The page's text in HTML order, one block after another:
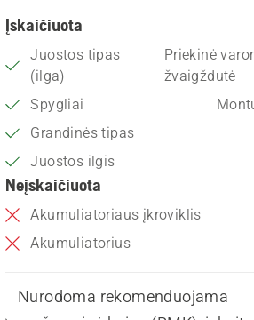
Įskaičiuota
Juostos tipas
(ilga)
Priekinė
žvaigždutė
Spygliai
Grandinės tipas
Juostos ilgis
Neįskaičiuota
Akumuliatoriaus įkroviklis
Akumuliatorius
Nurodoma rekomenduojama